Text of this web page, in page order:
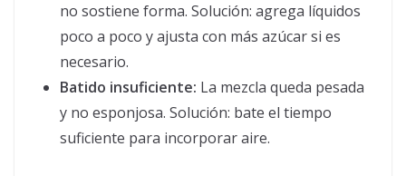
no sostiene forma. Solución: agrega líquidos
poco a poco y ajusta con más azúcar si es
necesario.
Batido insuficiente: La mezcla queda pesada
y no esponjosa. Solución: bate el tiempo
suficiente para incorporar aire.